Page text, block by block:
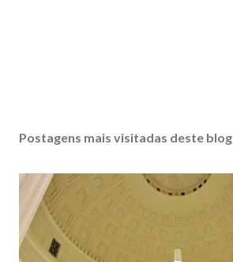
Postagens mais visitadas deste blog